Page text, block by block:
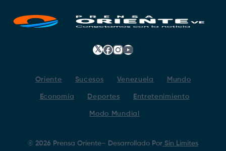
𝕏 Facebook
Instagram
YouTube
Oriente Sucesos Venezuela Mundo
Economía Deportes Entretenimiento
Modo Mundial
© 2026 Prensa Oriente– Desarrollado Por Sin Limites